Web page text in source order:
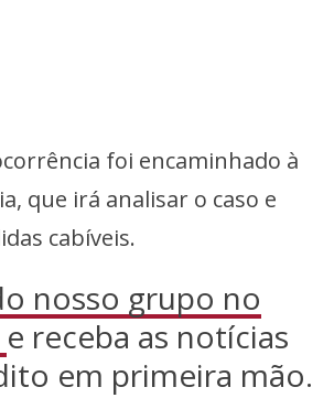
foi encaminhado à
que irá analisar o caso e
cabíveis.
nosso grupo no
e receba as notícias
em primeira mão.